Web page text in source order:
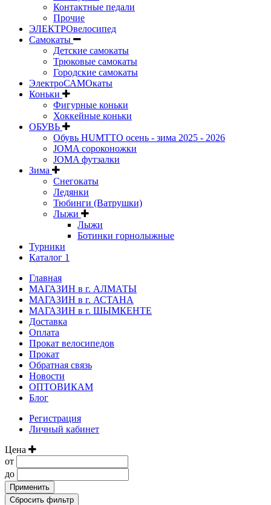
Контактные педали
Прочие
ЭЛЕКТРОвелосипед
Самокаты
Детские самокаты
Трюковые самокаты
Городские самокаты
ЭлектроСАМОкаты
Коньки
Фигурные коньки
Хоккейные коньки
ОБУВЬ
Обувь HUMTTO осень - зима 2025 - 2026
JOMA сороконожки
JOMA футзалки
Зима
Снегокаты
Ледянки
Тюбинги (Ватрушки)
Лыжи
Лыжи
Ботинки горнолыжные
Турники
Каталог 1
Главная
МАГАЗИН в г. АЛМАТЫ
МАГАЗИН в г. АСТАНА
МАГАЗИН в г. ШЫМКЕНТЕ
Доставка
Оплата
Прокат велосипедов
Прокат
Обратная связь
Новости
ОПТОВИКАМ
Блог
Регистрация
Личный кабинет
Цена
от
до
Применить